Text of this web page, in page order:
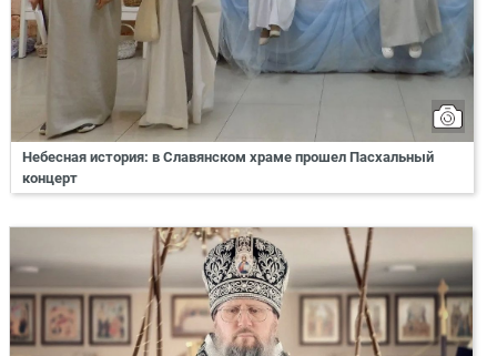
Небесная история: в Славянском храме прошел Пасхальный
концерт